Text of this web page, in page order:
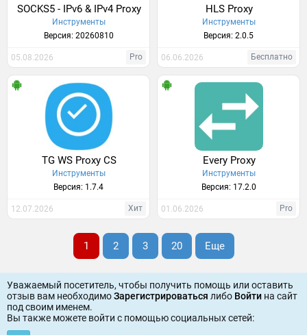
SOCKS5 - IPv6 & IPv4 Proxy
Инструменты
Версия: 20260810
05.08.2026 Pro
HLS Proxy
Инструменты
Версия: 2.0.5
06.06.2026 Бесплатно
TG WS Proxy CS
Инструменты
Версия: 1.7.4
12.07.2026 Хит
Every Proxy
Инструменты
Версия: 17.2.0
01.06.2026 Pro
1 2 3 20 Еще
Уважаемый посетитель, чтобы получить помощь или оставить
отзыв вам необходимоЗарегистрироваться либо Войти на сайт
под своим именем.
Вы также можете войти c помощью социальных сетей: